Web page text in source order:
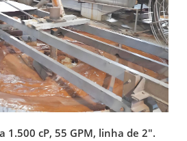
1.500 cP, 55 GPM, linha de 2".